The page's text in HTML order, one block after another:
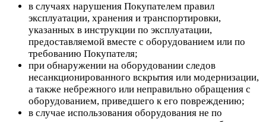
в случаях нарушения Покупателем правил
эксплуатации, хранения и транспортировки,
указанных в инструкции по эксплуатации,
предоставляемой вместе с оборудованием или по
требованию Покупателя;
при обнаружении на оборудовании следов
несанкционированного вскрытия или модернизации,
а также небрежного или неправильно обращения с
оборудованием, приведшего к его повреждению;
в случае использования оборудования не по